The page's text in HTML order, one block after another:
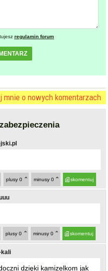
regulamin forum
mnie o nowych komentarzach
skomentuj
minusy 0
plusy 0
skomentuj
minusy 0
plusy 0
dzięki kamizelkom jak